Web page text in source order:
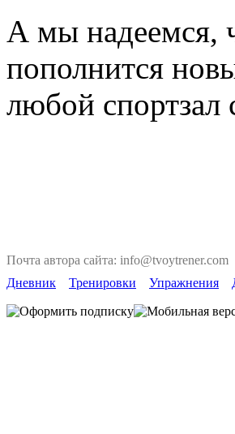
А мы надеемся,
пополнится
любой спортзал
Почта автора сайта: info@tvoytrener.com
Дневник
Тренировки Упражнения